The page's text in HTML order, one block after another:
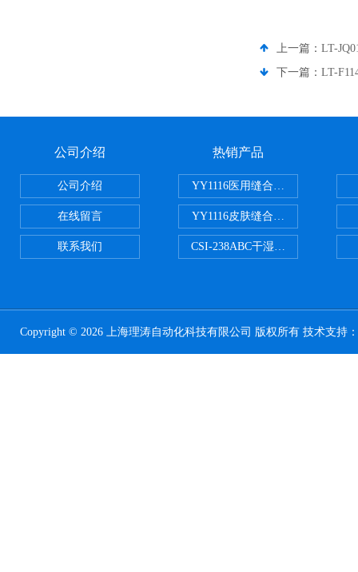
上一篇： LT-
下一篇： LT-
公司介绍
公司介绍
在线留言
联系我们
热销产品
YY1116医用缝合线线径试验仪
YY1116皮肤缝合线线径测量仪
CSI-238ABC干湿电动摩擦色牢度
Copyright © 2026 上海理涛自动化科技有限公司 版权所有 技术支持：